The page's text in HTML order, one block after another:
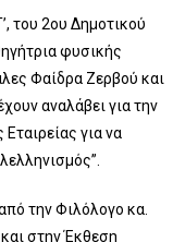
του 2ου Δημοτικού
φυσικής
Φαίδρα Ζερβού και
αναλάβει για την
για να
την Φιλόλογο κα.
στην Έκθεση